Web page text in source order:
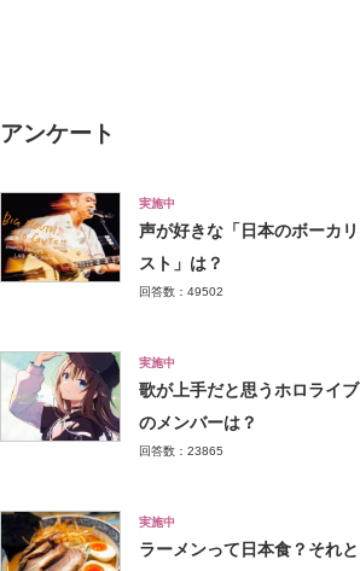
アンケート
実施中
声が好きな「日本のボーカリ
スト」は？
回答数：49502
実施中
歌が上手だと思うホロライブ
のメンバーは？
回答数：23865
実施中
ラーメンって日本食？それと